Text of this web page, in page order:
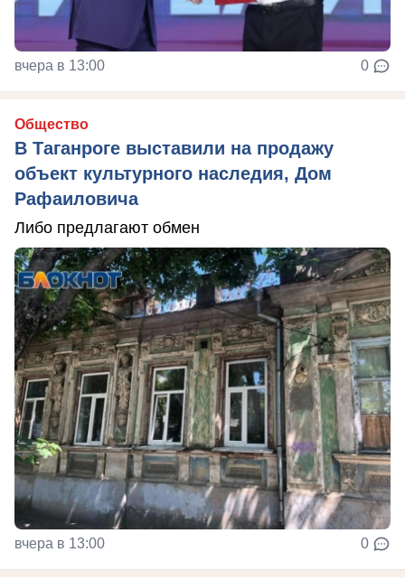
вчера в 13:00 0
Общество
В Таганроге выставили на продажу
объект культурного наследия, Дом
Рафаиловича
Либо предлагают обмен
вчера в 13:00 0